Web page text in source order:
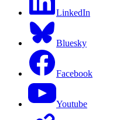
LinkedIn
Bluesky
Facebook
Youtube